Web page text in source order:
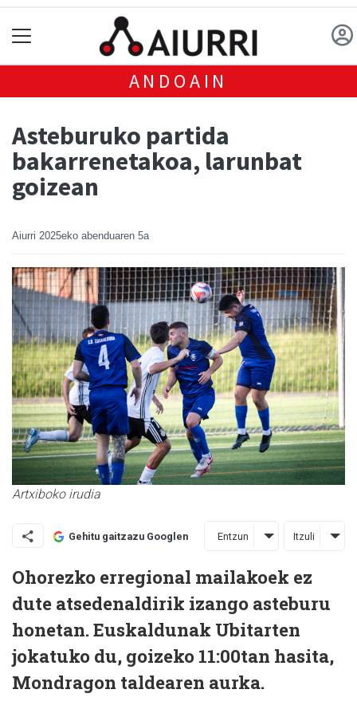
ANDOAIN
Asteburuko partida
bakarrenetakoa, larunbat
goizean
Aiurri 2025eko abenduaren 5a
Artxiboko irudia
Gehitu gaitzazu Googlen Entzun Itzuli
Ohorezko erregional mailakoek ez
dute atsedenaldirik izango asteburu
honetan. Euskaldunak Ubitarten
jokatuko du, goizeko 11:00tan hasita,
Mondragon taldearen aurka.